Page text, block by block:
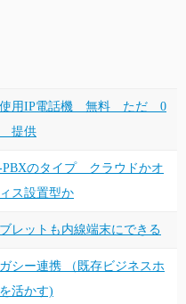
用IP電話機 無料 ただ 0
提供
PBXのタイプ クラウドかオ
ス設置型か
レットも内線端末にできる
シー連携 （既存ビジネスホ
活かす)